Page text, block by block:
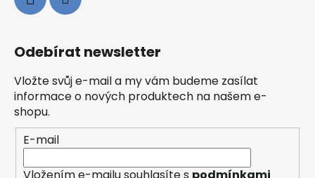
Odebírat newsletter
Vložte svůj e-mail a my vám budeme zasílat
informace o nových produktech na našem e-
shopu.
E-mail
Vložením e-mailu souhlasíte s podmínkami